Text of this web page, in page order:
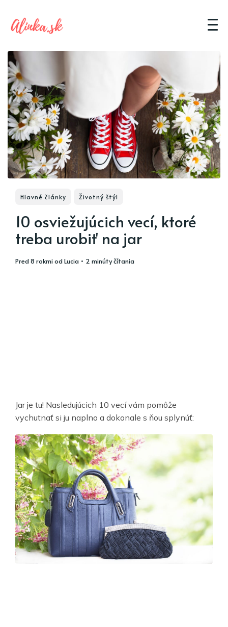
Hlavné články Životný štýl
10 osviežujúcich vecí, ktoré
treba urobiť na jar
pred 8 rokmiodLucia • 2 minúty čítania
Jar je tu! Nasledujúcich 10 vecí vám pomôže
vychutnať si ju naplno a dokonale s ňou splynúť: